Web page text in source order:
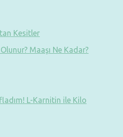
Kesitler
Maaşı Ne Kadar?
L-Karnitin ile Kilo